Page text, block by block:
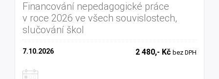
Financování nepedagogické práce
v roce 2026 ve všech souvislostech,
slučování škol
2 480,- Kč bez DPH
7.10.2026